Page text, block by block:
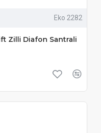
Eko 2282
Zilli Diafon Santrali